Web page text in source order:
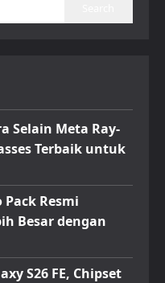
Selain Meta Ray-
Terbaik untuk
Pack Resmi
Besar dengan
S26 FE, Chipset